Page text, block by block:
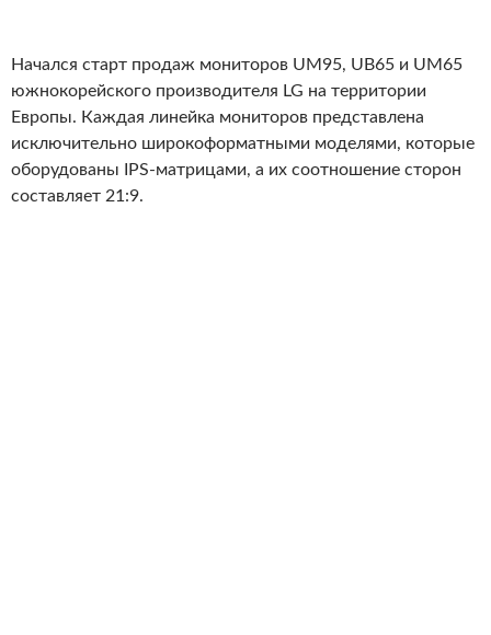
Начался старт продаж мониторов UM95, UB65 и UM65
южнокорейского производителя LG на территории
Европы. Каждая линейка мониторов представлена
исключительно широкоформатными моделями, которые
оборудованы IPS-матрицами, а их соотношение сторон
составляет 21:9.